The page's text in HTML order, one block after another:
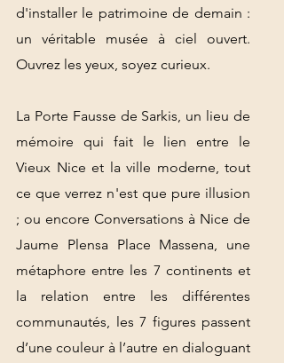
d'installer le patrimoine de demain :
un véritable musée à ciel ouvert.
Ouvrez les yeux, soyez curieux.
La Porte Fausse de Sarkis, un lieu de
mémoire qui fait le lien entre le
Vieux Nice et la ville moderne, tout
ce que verrez n'est que pure illusion
; ou encore Conversations à Nice de
Jaume Plensa Place Massena, une
métaphore entre les 7 continents et
la relation entre les différentes
communautés, les 7 figures passent
d’une couleur à l’autre en dialoguant